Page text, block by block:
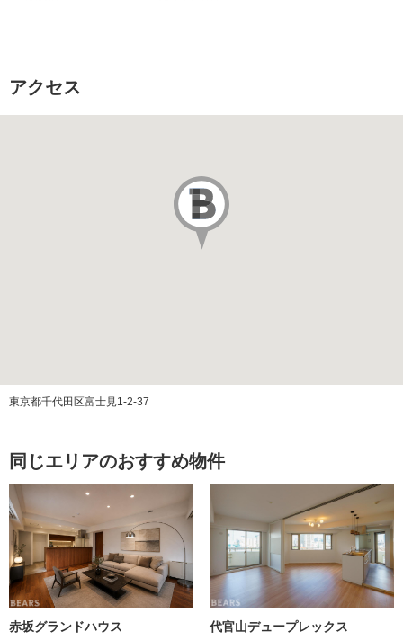
総戸数
販売価格
管理方式 全部委託（日勤）
修繕積立金
エレベーター あり
構造 RC(鉄筋コンクリート)造
土地権利
アクセス
東京都千代田区富士見1-2-37
同じエリアのおすすめ物件
赤坂グランドハウス 代官山デュープレックス